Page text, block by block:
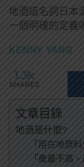
地酒這名詞日本
一個明確的定義
KENNY YANG
1.3k
SHARES
文章目錄
地酒是什麼?
「用在地原
「產量不高